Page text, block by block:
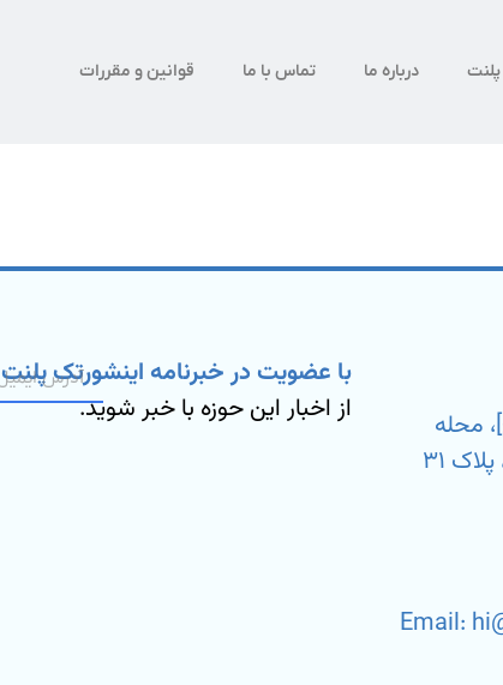
درباره ما تماس با ما قوانین و مقررات
محله
بیمه، خیابان شهید مسعود آزمون نیا، کارخانه نوآوری آزادی، پلاک ۳۱
Email:
با عضویت در خبرنامه اینشورتک پلنت
از اخبار این حوزه با خبر شوید.